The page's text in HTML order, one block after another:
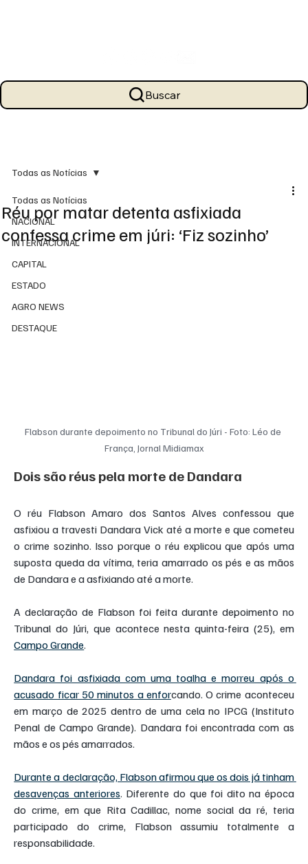
Buscar
Todas as Notícias
NACIONAL
INTERNACIONAL
CAPITAL
ESTADO
AGRO NEWS
DESTAQUE
Todas as Notícias
Réu por matar detenta asfixiada
confessa crime em júri: ‘Fiz sozinho’
Flabson durante depoimento no Tribunal do Júri - Foto: Léo de
França, Jornal Midiamax
Dois são réus pela morte de Dandara
O réu Flabson Amaro dos Santos Alves confessou que
asfixiou a travesti Dandara Vick até a morte e que cometeu
o crime sozinho. Isso porque o réu explicou que após uma
suposta queda da vítima, teria amarrado os pés e as mãos
de Dandara e a asfixiando até a morte.
A declaração de Flabson foi feita durante depoimento no
Tribunal do Júri, que acontece nesta quinta-feira (25), em
Campo Grande.
Dandara foi asfixiada com uma toalha e morreu após o
acusado ficar 50 minutos a enforcando. O crime aconteceu
em março de 2025 dentro de uma cela no IPCG (Instituto
Penal de Campo Grande). Dandara foi encontrada com as
mãos e os pés amarrados.
Durante a declaração, Flabson afirmou que os dois já tinham
desavenças anteriores. Diferente do que foi dito na época
do crime, em que Rita Cadillac, nome social da ré, teria
participado do crime, Flabson assumiu totalmente a
responsabilidade.